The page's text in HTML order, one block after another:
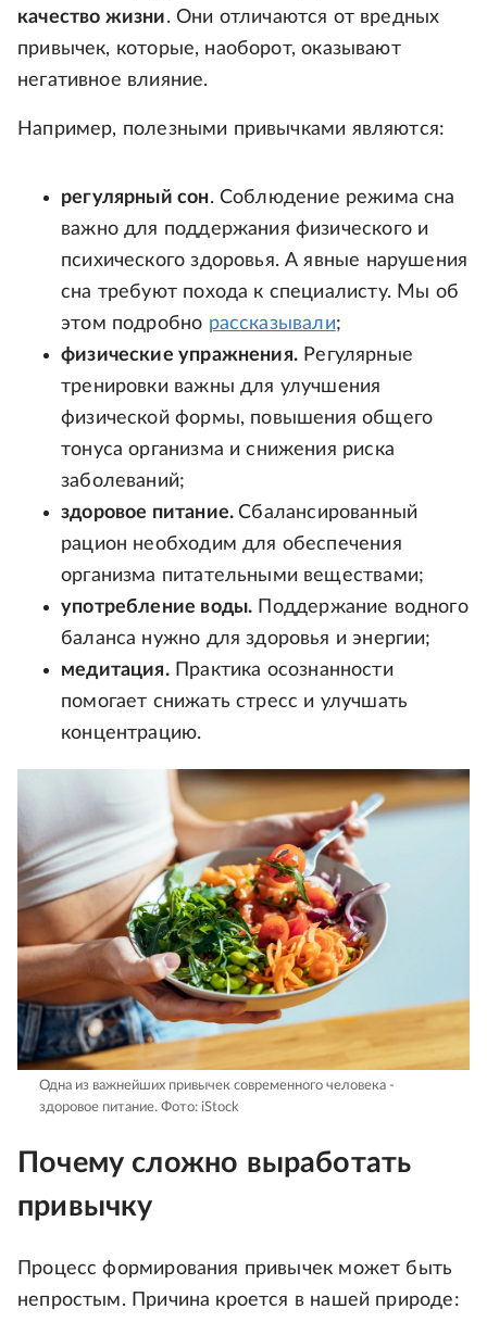
качество жизни. Они отличаются от вредных
привычек, которые, наоборот, оказывают
негативное влияние.
Например, полезными привычками являются:
регулярный сон. Соблюдение режима сна
важно для поддержания физического и
психического здоровья. А явные нарушения
сна требуют похода к специалисту. Мы об
этом подробно рассказывали;
физические упражнения.Регулярные
тренировки важны для улучшения
физической формы, повышения общего
тонуса организма и снижения риска
заболеваний;
здоровое питание.Сбалансированный
рацион необходим для обеспечения
организма питательными веществами;
употребление воды. Поддержание водного
баланса нужно для здоровья и энергии;
медитация.Практика осознанности
помогает снижать стресс и улучшать
концентрацию.
Одна из важнейших привычек современного человека -
здоровое питание. Фото: iStock
Почему сложно выработать
привычку
Процесс формирования привычек может быть
непростым. Причина кроется в нашей природе: